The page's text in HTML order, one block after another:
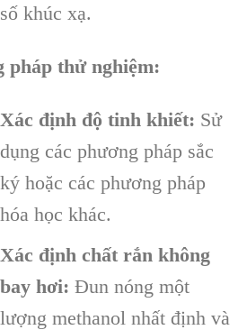
số khúc xạ.
pháp thử nghiệm:
Xác định độ tinh khiết: Sử
dụng các phương pháp sắc
ký hoặc các phương pháp
hóa học khác.
Xác định chất rắn không
bay hơi: Đun nóng một
lượng methanol nhất định và